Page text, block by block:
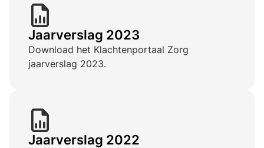
Jaarverslag 2023
Download het Klachtenportaal Zorg
jaarverslag 2023.
Jaarverslag 2022